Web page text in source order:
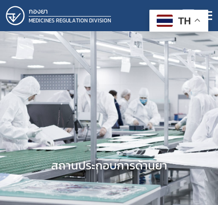
กองยา
MEDICINES REGULATION DIVISION
สถานประกอบการด้านยา
TH